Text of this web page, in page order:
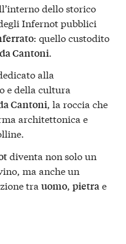
dello storico
Infernot pubblici
: quello custodito
Cantoni.
alla
e della cultura
Cantoni, la roccia che
architettonica e
diventa non solo un
ma anche un
tra uomo, pietrae